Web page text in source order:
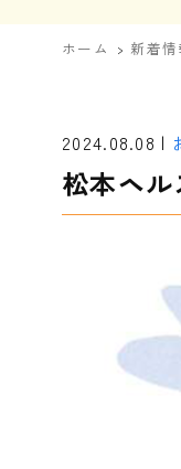
ホーム 新着情
2024.08.08 |
松本ヘル